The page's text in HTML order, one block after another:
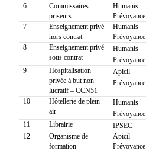
6
Commissaires-
priseurs
Humanis
Prévoyance
7
Enseignement privé
hors contrat
Humanis
Prévoyance
8
Enseignement privé
sous contrat
Humanis
Prévoyance
9
Hospitalisation
privée à but non
lucratif – CCN51
Apicil
Prévoyance
10
Hôtellerie de plein
air
Humanis
Prévoyance
11 Librairie IPSEC
12
Organisme de
formation
Apicil
Prévoyance